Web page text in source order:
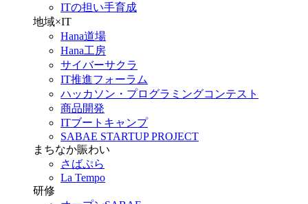
ITの担い手育成
地域×IT
Hana道場
Hana工房
サイバーサクラ
IT推進フォーラム
ハッカソン・プログラミングコンテスト
商品開発
ITブートキャンプ
SABAE STARTUP PROJECT
まちなか賑わい
さばぷら
La Tempo
研修